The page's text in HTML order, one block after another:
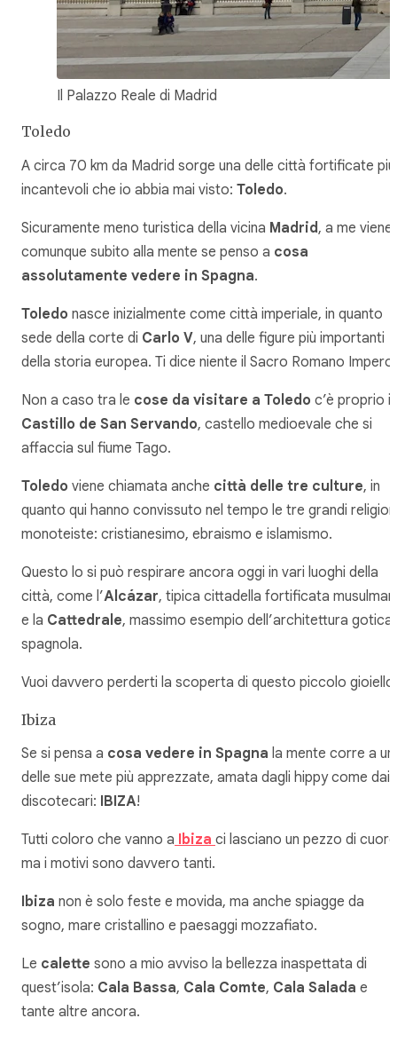
Il Palazzo Reale di Madrid
Toledo
A circa 70 km da Madrid sorge una delle città fortificate più
incantevoli che io abbia mai visto: Toledo.
Sicuramente meno turistica della vicina Madrid , a me viene
comunque subito alla mente se penso a cosa
assolutamente vedere in Spagna.
Toledo nasce inizialmente come città imperiale, in quanto
sede della corte di Carlo V, una delle figure più importanti
della storia europea. Ti dice niente il Sacro Romano
Non a caso tra le cose da visitare a Toledo c’è proprio il
Castillo de San Servando, castello medioevale che si
affaccia sul fiume Tago.
Toledo viene chiamata anche città delle tre culture, in
quanto qui hanno convissuto nel tempo le tre grandi
monoteiste: cristianesimo, ebraismo e islamismo.
Questo lo si può respirare ancora oggi in vari luoghi della
città, come l’Alcázar, tipica cittadella fortificata
e la Cattedrale, massimo esempio dell’architettura gotica
spagnola.
Vuoi davvero perderti la scoperta di questo piccolo
Ibiza
Se si pensa a cosa vedere in Spagna la mente corre a
delle sue mete più apprezzate, amata dagli hippy come dai
discotecari: IBIZA!
Tutti coloro che vanno a Ibiza ci lasciano un pezzo di
ma i motivi sono davvero tanti.
Ibiza non è solo feste e movida, ma anche spiagge da
sogno, mare cristallino e paesaggi mozzafiato.
Le calette sono a mio avviso la bellezza inaspettata di
quest’isola: Cala Bassa, Cala Comte, Cala Salada e
tante altre ancora.